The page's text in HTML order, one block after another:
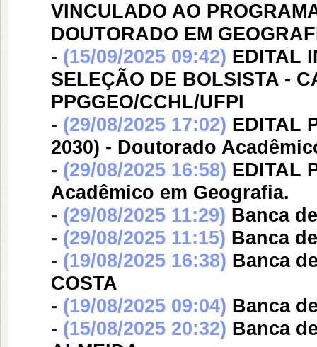
VINCULADO AO
DOUTORADO EM
- (15/09/2025 09:42) EDITAL
SELEÇÃO DE BOLSISTA -
PPGGEO/CCHL/UFPI
- (29/08/2025 17:02) EDITAL
2030) - Doutorado
- (29/08/2025 16:58) EDITAL
Acadêmico em Geografia.
- (29/08/2025 11:29) Banca
- (29/08/2025 11:15) Banca
- (19/08/2025 16:38) Banca
COSTA
- (19/08/2025 09:04) Banca
- (15/08/2025 20:32) Banca